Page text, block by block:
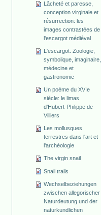
Lâcheté et paresse,
conception virginale et
résurrection: les
images contrastées de
l'escargot médiéval
L'escargot. Zoologie,
symbolique, imaginaire,
médecine et
gastronomie
Un poème du XVIe
siècle: le limas
d'Hubert-Philippe de
Villiers
Les mollusques
terrestres dans l'art et
l'archéologie
The virgin snail
Snail trails
Wechselbeziehungen
zwischen allegorischer
Naturdeutung und der
naturkundlichen